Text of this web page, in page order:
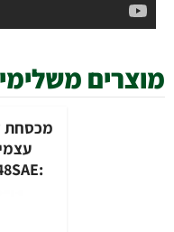
מוצרים
מכסחת
:COLLECTOR 548SAE